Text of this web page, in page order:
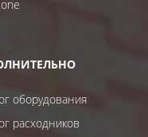
оборудования
расходников